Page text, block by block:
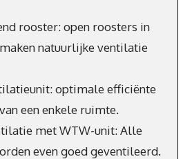
rooster: open roosters in
natuurlijke ventilatie
optimale efficiënte
een enkele ruimte.
met WTW-unit: Alle
even goed geventileerd.